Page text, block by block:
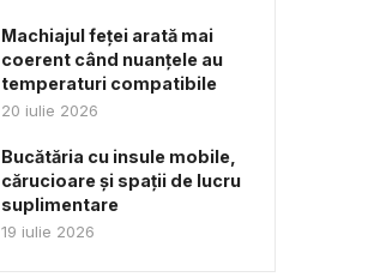
Machiajul feței arată mai
coerent când nuanțele au
temperaturi compatibile
20 iulie 2026
Bucătăria cu insule mobile,
cărucioare și spații de lucru
suplimentare
19 iulie 2026